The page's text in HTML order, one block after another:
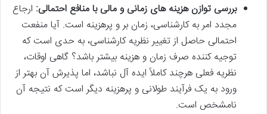
بررسی توازن هزینه های زمانی و مالی با منافع احتمالی: ارجاع
مجدد امر به کارشناسی، زمان بر و پرهزینه است. آیا منفعت
احتمالی حاصل از تغییر نظریه کارشناسی، به حدی است که
توجیه کننده صرف زمان و هزینه بیشتر باشد؟ گاهی اوقات،
نظریه فعلی هرچند کاملاً ایده آل نباشد، اما پذیرش آن بهتر از
ورود به یک فرآیند طولانی و پرهزینه دیگر است که نتیجه آن
نامشخص است.